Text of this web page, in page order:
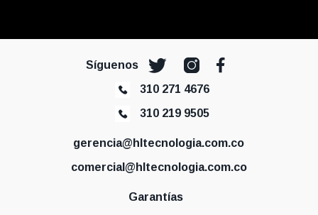
Síguenos
310 271 4676
310 219 9505
gerencia@hltecnologia.com.co
comercial@hltecnologia.com.co
Garantías